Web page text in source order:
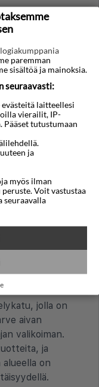
myös Faroa.
varauksen
ovat yleisiä?
yleistä ja
venesataman
on kätevää
rannalla.
vai
Kahviloissa
ylöspäin.
jolla on
aivan
valikoiman.
ja
alueella on
paremman
sisältöä ja mainoksia.
seuraavasti:
laitteellesi
vierailit, IP-
Pääset tutustumaan
ja
myös ilman
Voit vastustaa
seuraavalla